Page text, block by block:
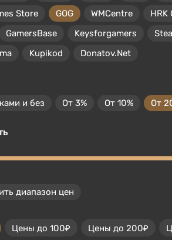
Store
GOG WMCentre HRK
GamersBase Keysforgamers
Kupikod Donatov.Net
и без От 3% От 10% От
диапазон цен
Цены до 100₽ Цены до 200₽